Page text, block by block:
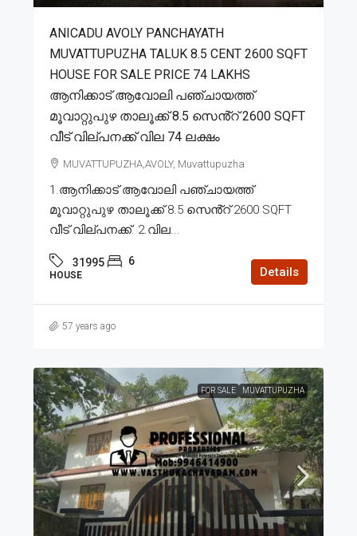
ANICADU AVOLY PANCHAYATH
MUVATTUPUZHA TALUK 8.5 CENT 2600 SQFT
HOUSE FOR SALE PRICE 74 LAKHS
ആനിക്കാട് ആവോലി പഞ്ചായത്ത്
മൂവാറ്റുപുഴ താലൂക്ക് 8.5 സെൻ്റ് 2600 SQFT
വീട് വില്പനക്ക് വില 74 ലക്ഷം
MUVATTUPUZHA,AVOLY, Muvattupuzha
1.ആനിക്കാട് ആവോലി പഞ്ചായത്ത്
മൂവാറ്റുപുഴ താലൂക്ക് 8.5 സെൻ്റ് 2600 SQFT
വീട് വില്പനക്ക്. 2.വില...
31995 6
HOUSE Details
57 years ago
FOR SALE MUVATTUPUZHA